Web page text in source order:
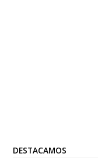
DESTACAMOS